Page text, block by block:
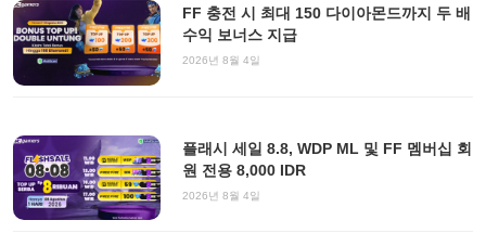
FF 충전 시 최대 150 다이아몬드까지 두 배
수익 보너스 지급
2026년 8월 4일
플래시 세일 8.8, WDP ML 및 FF 멤버십 회
원 전용 8,000 IDR
2026년 8월 4일